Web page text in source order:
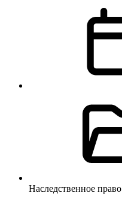
Наследственное право